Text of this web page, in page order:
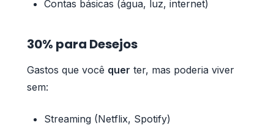
Contas básicas (água, luz, internet)
30% para Desejos
Gastos que você quer ter, mas poderia viver
sem:
Streaming (Netflix, Spotify)